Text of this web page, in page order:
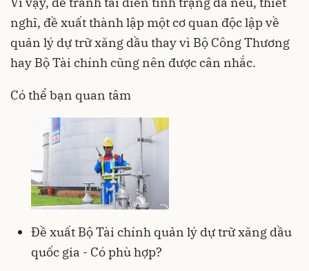
nghĩ, đề xuất thành lập một cơ quan độc lập về
quản lý dự trữ xăng dầu thay vì Bộ Công Thương
hay Bộ Tài chính cũng nên được cân nhắc.
Có thể bạn quan tâm
Đề xuất Bộ Tài chính quản lý dự trữ xăng dầu
quốc gia - Có phù hợp?